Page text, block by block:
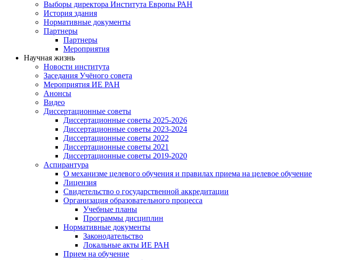
Выборы директора Института Европы РАН
История здания
Нормативные документы
Партнеры
Партнеры
Мероприятия
Научная жизнь
Новости института
Заседания Учёного совета
Мероприятия ИЕ РАН
Анонсы
Видео
Диссертационные советы
Диссертационные советы 2025-2026
Диссертационные советы 2023-2024
Диссертационные советы 2022
Диссертационные советы 2021
Диссертационные советы 2019-2020
Аспирантура
О механизме целевого обучения и правилах приема на целевое обучение
Лицензия
Свидетельство о государственной аккредитации
Организация образовательного процесса
Учебные планы
Программы дисциплин
Нормативные документы
Законодательство
Локальные акты ИЕ РАН
Прием на обучение